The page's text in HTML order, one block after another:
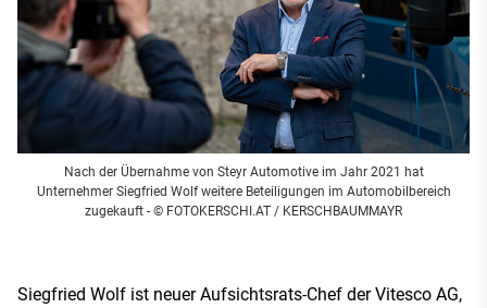
Nach der Übernahme von Steyr Automotive im Jahr 2021 hat
Unternehmer Siegfried Wolf weitere Beteiligungen im Automobilbereich
zugekauft - © FOTOKERSCHI.AT / KERSCHBAUMMAYR
Siegfried Wolf ist neuer Aufsichtsrats-Chef der Vitesco AG,